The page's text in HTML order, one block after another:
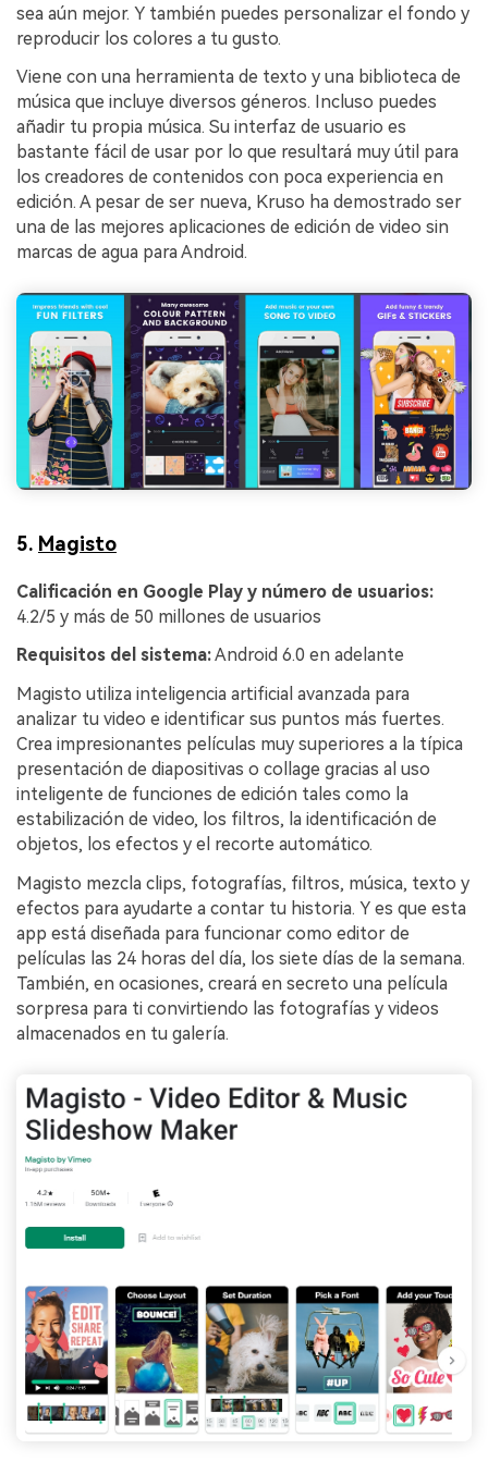
sea aún mejor. Y también puedes personalizar el fondo y
reproducir los colores a tu gusto.
Viene con una herramienta de texto y una biblioteca de
música que incluye diversos géneros. Incluso puedes
añadir tu propia música. Su interfaz de usuario es
bastante fácil de usar por lo que resultará muy útil para
los creadores de contenidos con poca experiencia en
edición. A pesar de ser nueva, Kruso ha demostrado ser
una de las mejores aplicaciones de edición de video sin
marcas de agua para Android.
5. Magisto
Calificación en Google Play y número de usuarios:
4.2/5 y más de 50 millones de usuarios
Requisitos del sistema:Android 6.0 en adelante
Magisto utiliza inteligencia artificial avanzada para
analizar tu video e identificar sus puntos más fuertes.
Crea impresionantes películas muy superiores a la típica
presentación de diapositivas o collage gracias al uso
inteligente de funciones de edición tales como la
estabilización de video, los filtros, la identificación de
objetos, los efectos y el recorte automático.
Magisto mezcla clips, fotografías, filtros, música, texto y
efectos para ayudarte a contar tu historia. Y es que esta
app está diseñada para funcionar como editor de
películas las 24 horas del día, los siete días de la semana.
También, en ocasiones, creará en secreto una película
sorpresa para ti convirtiendo las fotografías y videos
almacenados en tu galería.